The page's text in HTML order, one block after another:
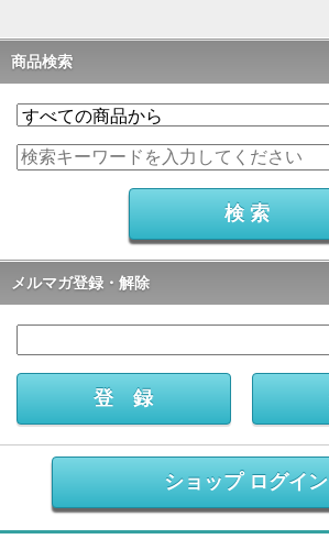
商品検索
メルマガ登録・解除
ショップ ログイン